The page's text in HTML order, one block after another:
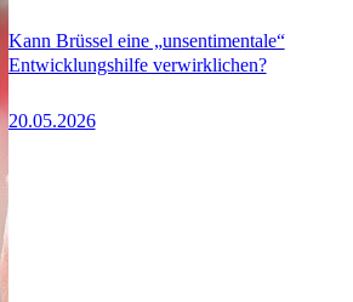
Kann Brüssel eine „unsentimentale“
Entwicklungshilfe verwirklichen?
20.05.2026